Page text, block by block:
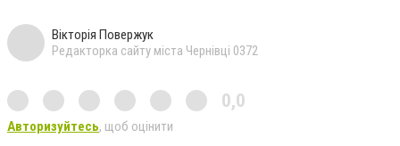
Вікторія Повержук
Редакторка сайту міста Чернівці 0372
0,0
Авторизуйтесь, щоб оцінити